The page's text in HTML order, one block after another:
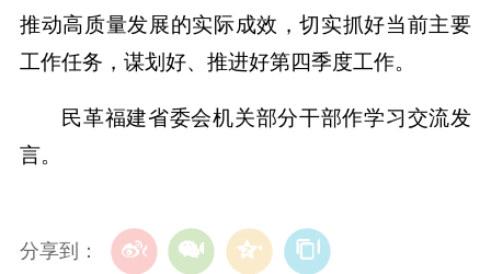
推动高质量发展的实际成效，切实抓好当前主要
工作任务，谋划好、推进好第四季度工作。
民革福建省委会机关部分干部作学习交流发
言。
分享到：